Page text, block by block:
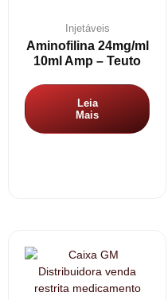
Injetáveis
Aminofilina 24mg/ml
10ml Amp – Teuto
Leia
Mais